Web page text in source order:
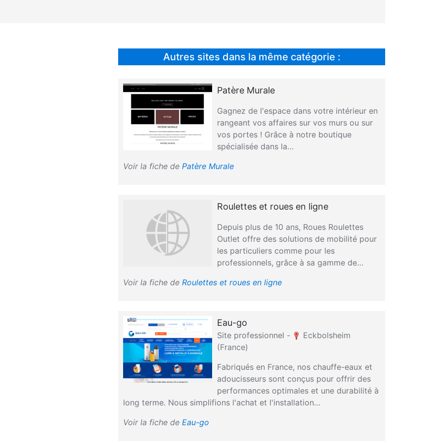
Autres sites dans la même catégorie :
Patère Murale
Gagnez de l'espace dans votre intérieur en
rangeant vos affaires sur vos murs ou sur
vos portes ! Grâce à notre boutique
spécialisée dans la…
Voir la fiche de Patère Murale
Roulettes et roues en ligne
Depuis plus de 10 ans, Roues Roulettes
Outlet offre des solutions de mobilité pour
les particuliers comme pour les
professionnels, grâce à sa gamme de…
Voir la fiche de Roulettes et roues en ligne
Eau-go
Site professionnel -
Eckbolsheim
(France)
Fabriqués en France, nos chauffe-eaux et
adoucisseurs sont conçus pour offrir des
performances optimales et une durabilité à
long terme. Nous simplifions l'achat et l'installation…
Voir la fiche de Eau-go